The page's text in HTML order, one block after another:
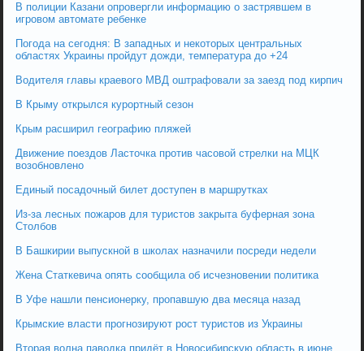
В полиции Казани опровергли информацию о застрявшем в
игровом автомате ребенке
Погода на сегодня: В западных и некоторых центральных
областях Украины пройдут дожди, температура до +24
Водителя главы краевого МВД оштрафовали за заезд под кирпич
В Крыму открылся курортный сезон
Крым расширил географию пляжей
Движение поездов Ласточка против часовой стрелки на МЦК
возобновлено
Единый посадочный билет доступен в маршрутках
Из-за лесных пожаров для туристов закрыта буферная зона
Столбов
В Башкирии выпускной в школах назначили посреди недели
Жена Статкевича опять сообщила об исчезновении политика
В Уфе нашли пенсионерку, пропавшую два месяца назад
Крымские власти прогнозируют рост туристов из Украины
Вторая волна паводка придёт в Новосибирскую область в июне